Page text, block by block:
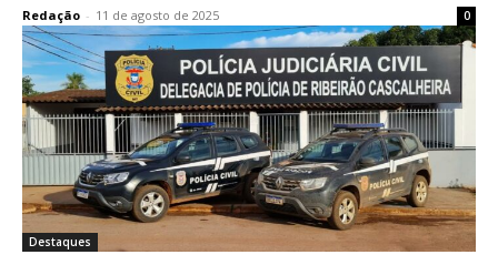
Redação - 11 de agosto de 2025 0
Destaques